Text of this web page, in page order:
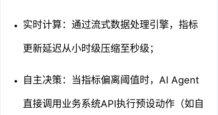
实时计算：通过流式数据处理引擎，指标
更新延迟从小时级压缩至秒级；
自主决策：当指标偏离阈值时，AI Agent
直接调用业务系统API执行预设动作（如自